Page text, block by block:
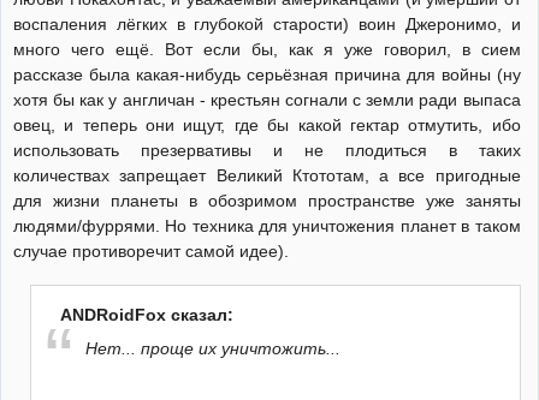
воспаления лёгких в глубокой старости) воин Джеронимо, и
много чего ещё. Вот если бы, как я уже говорил, в сием
рассказе была какая-нибудь серьёзная причина для войны (ну
хотя бы как у англичан - крестьян согнали с земли ради выпаса
овец, и теперь они ищут, где бы какой гектар отмутить, ибо
использовать презервативы и не плодиться в таких
количествах запрещает Великий Ктототам, а все пригодные
для жизни планеты в обозримом пространстве уже заняты
людями/фуррями. Но техника для уничтожения планет в таком
случае противоречит самой идее).
ANDRoidFox сказал:
Нет... проще их уничтожить...